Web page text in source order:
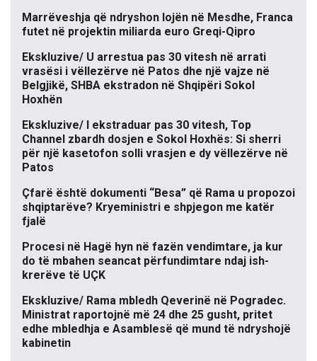
Marrëveshja që ndryshon lojën në Mesdhe, Franca
futet në projektin miliarda euro Greqi-Qipro
Ekskluzive/ U arrestua pas 30 vitesh në arrati
vrasësi i vëllezërve në Patos dhe një vajze në
Belgjikë, SHBA ekstradon në Shqipëri Sokol
Hoxhën
Ekskluzive/ I ekstraduar pas 30 vitesh, Top
Channel zbardh dosjen e Sokol Hoxhës: Si sherri
për një kasetofon solli vrasjen e dy vëllezërve në
Patos
Çfarë është dokumenti “Besa” që Rama u propozoi
shqiptarëve? Kryeministri e shpjegon me katër
fjalë
Procesi në Hagë hyn në fazën vendimtare, ja kur
do të mbahen seancat përfundimtare ndaj ish-
krerëve të UÇK
Ekskluzive/ Rama mbledh Qeverinë në Pogradec.
Ministrat raportojnë më 24 dhe 25 gusht, pritet
edhe mbledhja e Asamblesë që mund të ndryshojë
kabinetin